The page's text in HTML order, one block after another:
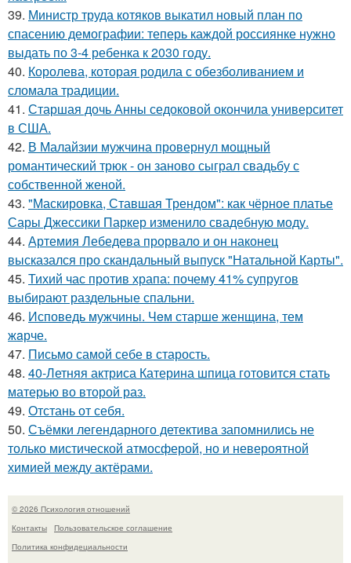
39. Министр труда котяков выкатил новый план по
спасению демографии: теперь каждой россиянке нужно
выдать по 3-4 ребенка к 2030 году.
40. Королева, которая родила с обезболиванием и
сломала традиции.
41. Старшая дочь Анны седоковой окончила университет
в США.
42. В Малайзии мужчина провернул мощный
романтический трюк - он заново сыграл свадьбу с
собственной женой.
43. "Маскировка, Ставшая Трендом": как чёрное платье
Сары Джессики Паркер изменило свадебную моду.
44. Артемия Лебедева прорвало и он наконец
высказался про скандальный выпуск "Натальной Карты".
45. Тихий час против храпа: почему 41% супругов
выбирают раздельные спальни.
46. Исповедь мужчины. Чeм старше женщина, тем
жaрче.
47. Письмо самoй себе в старость.
48. 40-Летняя актриса Катерина шпица готовится стать
матерью во второй раз.
49. Отстань от себя.
50. Съёмки легендарного детектива запомнились не
только мистической атмосферой, но и невероятной
химией между актёрами.
© 2026 Психология отношений
Контакты
Пользовательское соглашение
Политика конфидециальности